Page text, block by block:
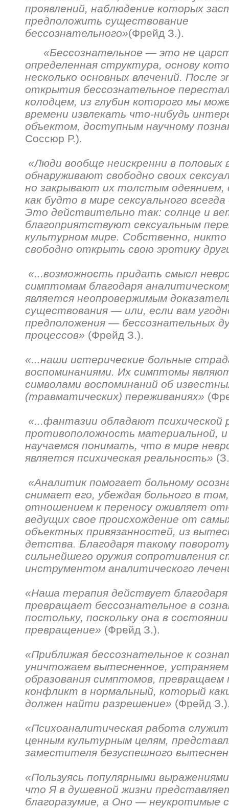
проявлений, наблюдение которых
предположить существование
бессознательного»(Фрейд З.).
«Бессознательное — это не
определенная структура, основу
несколько основных влечений. После
открытия бессознательное
колодцем, из глубин которого мы
времени извлекать что-нибудь
объектом, доступным научному
Соссюр Р.).
«Люди вообще неискренни в половых
обнаруживают свободно своих
но закрывают их толстым одеянием,
как будто в мире сексуального
Это действительно так: солнце и
благоприятствуют сексуальным
культурном мире. Собственно,
свободно открыть свою эротику
«...возможность придать смысл
симптомам благодаря
является неопровержимым
существования — или, если вам
предположения — бессознательных
процессов» (Фрейд З.).
«...наши истерические больные
воспоминаниями. Их симптомы
символами воспоминаний об
(травматических) переживаниях»
«...фантазии обладают психической
противоположность материальной,
научаемся понимать, что в мире
является психическая реальность»
«Аналитик помогает больному
снимает его, убеждая больного в
отношением к переносу оживляет
ведущих свое происхождение от
объектных привязанностей, из
детства. Благодаря такому
сильнейшего оружия сопротивления
инструментом аналитического
«Наша терапия действует
превращает бессознательное в
постольку, поскольку она в
превращение» (Фрейд З.).
«Приближая бессознательное к
уничтожаем вытесненное, устраняем
образования симптомов, превращаем
конфликт в нормальный, который
должен найти разрешение» (Фрейд
«Психоаналитическая работа
ценным культурным целям,
заместителя безуспешного
«Пользуясь популярными
что Я в душевной жизни
благоразумие, а Оно — неукротимые